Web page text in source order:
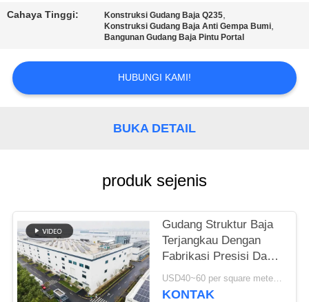
KAMI
SITEMAP
KEBIJAKAN
PRIVASI
Cahaya Tinggi: Konstruksi Gudang Baja Q235,
Konstruksi Gudang Baja Anti Gempa Bumi,
Bangunan Gudang Baja Pintu Portal
HUBUNGI KAMI!
BUKA DETAIL
produk sejenis
Gudang Struktur Baja
Terjangkau Dengan
Fabrikasi Presisi Dan
Solusi Pengiriman Satu
Atap
USD40~60 per square meter MOQ:1000 sqm
KONTAK